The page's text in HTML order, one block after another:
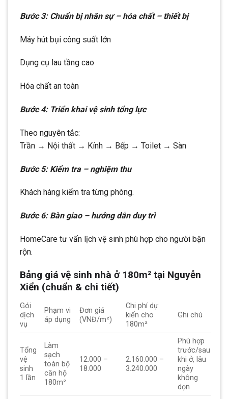
Bước 3: Chuẩn bị nhân sự – hóa chất – thiết bị
Máy hút bụi công suất lớn
Dụng cụ lau tầng cao
Hóa chất an toàn
Bước 4: Triển khai vệ sinh tổng lực
Theo nguyên tắc:
Trần → Nội thất → Kính → Bếp → Toilet → Sàn
Bước 5: Kiểm tra – nghiệm thu
Khách hàng kiểm tra từng phòng.
Bước 6: Bàn giao – hướng dẫn duy trì
HomeCare tư vấn lịch vệ sinh phù hợp cho người bận
rộn.
Bảng giá vệ sinh nhà ở 180m² tại Nguyễn
Xiển (chuẩn & chi tiết)
Gói
dịch
vụ
Phạm vi
áp dụng
Đơn giá
(VNĐ/m²)
Chi phí dự
kiến cho
180m²
Ghi chú
Tổng
vệ
sinh
1 lần
Làm
sạch
toàn bộ
căn hộ
180m²
12.000 –
18.000
2.160.000 –
3.240.000
Phù hợp
trước/sau
khi ở, lâu
ngày
không
dọn